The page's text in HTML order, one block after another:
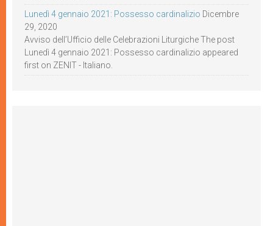
Lunedì 4 gennaio 2021: Possesso cardinalizio Dicembre
29, 2020
Avviso dell’Ufficio delle Celebrazioni Liturgiche The post
Lunedì 4 gennaio 2021: Possesso cardinalizio appeared
first on ZENIT - Italiano.